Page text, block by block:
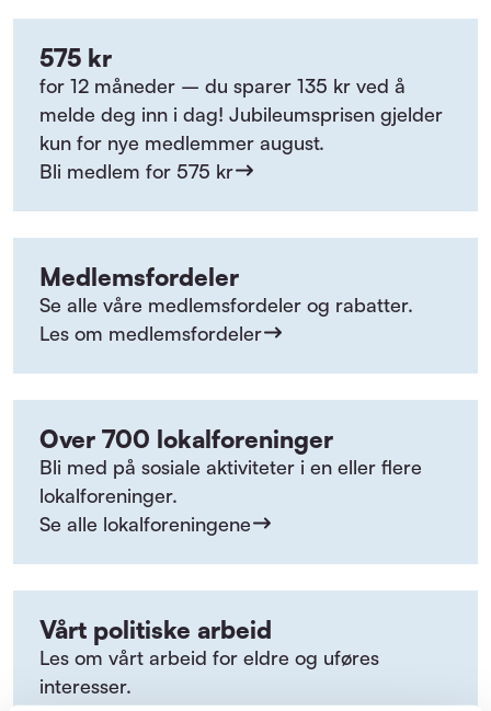
575 kr
for 12 måneder – du sparer 135 kr ved å
melde deg inn i dag! Jubileumsprisen gjelder
kun for nye medlemmer august.
Bli medlem for 575 kr
Medlemsfordeler
Se alle våre medlemsfordeler og rabatter.
Les om medlemsfordeler
Over 700 lokalforeninger
Bli med på sosiale aktiviteter i en eller flere
lokalforeninger.
Se alle lokalforeningene
Vårt politiske arbeid
Les om vårt arbeid for eldre og uføres
interesser.